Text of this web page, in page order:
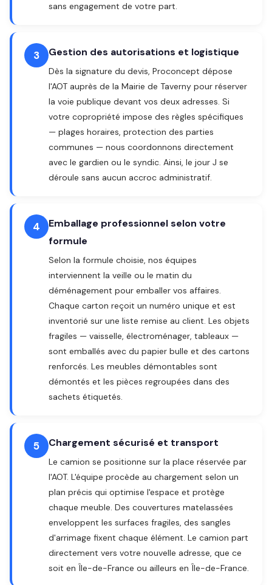
sans engagement de votre part.
3 Gestion des autorisations et logistique
Dès la signature du devis, Proconcept dépose
l'AOT auprès de la Mairie de Taverny pour réserver
la voie publique devant vos deux adresses. Si
votre copropriété impose des règles spécifiques
— plages horaires, protection des parties
communes — nous coordonnons directement
avec le gardien ou le syndic. Ainsi, le jour J se
déroule sans aucun accroc administratif.
4
Emballage professionnel selon votre
formule
Selon la formule choisie, nos équipes
interviennent la veille ou le matin du
déménagement pour emballer vos affaires.
Chaque carton reçoit un numéro unique et est
inventorié sur une liste remise au client. Les objets
fragiles — vaisselle, électroménager, tableaux —
sont emballés avec du papier bulle et des cartons
renforcés. Les meubles démontables sont
démontés et les pièces regroupées dans des
sachets étiquetés.
5 Chargement sécurisé et transport
Le camion se positionne sur la place réservée par
l'AOT. L'équipe procède au chargement selon un
plan précis qui optimise l'espace et protège
chaque meuble. Des couvertures matelassées
enveloppent les surfaces fragiles, des sangles
d'arrimage fixent chaque élément. Le camion part
directement vers votre nouvelle adresse, que ce
soit en Île-de-France ou ailleurs en Île-de-France.